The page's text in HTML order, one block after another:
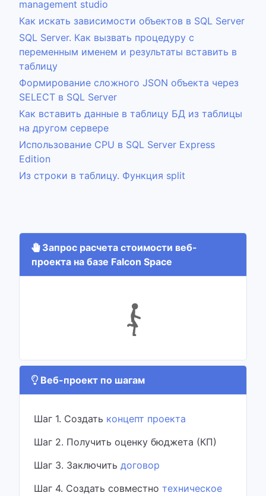
management studio
Как искать зависимости объектов в SQL Server
SQL Server. Как вызвать процедуру с
переменным именем и результаты вставить в
таблицу
Формирование сложного JSON объекта через
SELECT в SQL Server
Как вставить данные в таблицу БД из таблицы
на другом сервере
Использование CPU в SQL Server Express
Edition
Из строки в таблицу. Функция split
Запрос расчета стоимости веб-
проекта на базе Falcon Space
Веб-проект по шагам
Шаг 1. Создать концепт проекта
Шаг 2. Получить оценку бюджета (КП)
Шаг 3. Заключить договор
Шаг 4. Создать совместно техническое